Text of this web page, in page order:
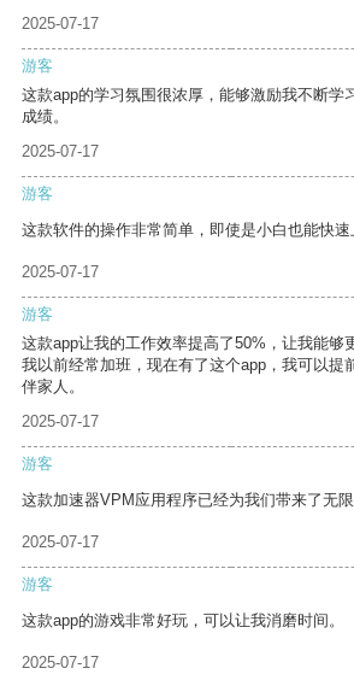
2025-07-17
游客
这款app的学习氛围很浓厚，能够激励我不断学
成绩。
2025-07-17
游客
这款软件的操作非常简单，即使是小白也能快速
2025-07-17
游客
这款app让我的工作效率提高了50%，让我能够
我以前经常加班，现在有了这个app，我可以提
伴家人。
2025-07-17
游客
这款加速器VPM应用程序已经为我们带来了无限
2025-07-17
游客
这款app的游戏非常好玩，可以让我消磨时间。
2025-07-17